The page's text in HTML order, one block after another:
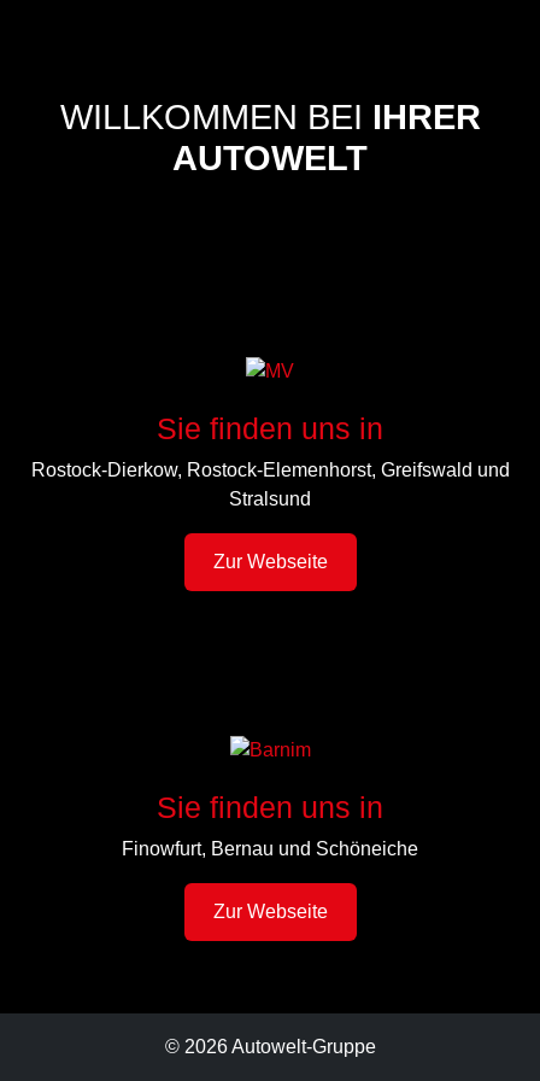
WILLKOMMEN BEI IHRER
AUTOWELT
Sie finden uns in
Rostock-Dierkow, Rostock-Elemenhorst, Greifswald und
Stralsund
Zur Webseite
Sie finden uns in
Finowfurt, Bernau und Schöneiche
Zur Webseite
© 2026 Autowelt-Gruppe